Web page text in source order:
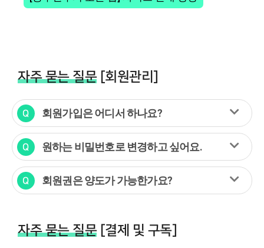
자주 묻는 질문[회원관리]
회원가입은 어디서 하나요?
원하는 비밀번호로 변경하고 싶어요.
회원권은 양도가 가능한가요?
자주 묻는 질문[결제 및 구독]